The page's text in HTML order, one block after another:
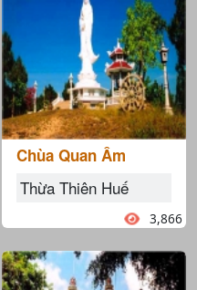
Chùa Quan Âm
Thừa Thiên Huế
3,866